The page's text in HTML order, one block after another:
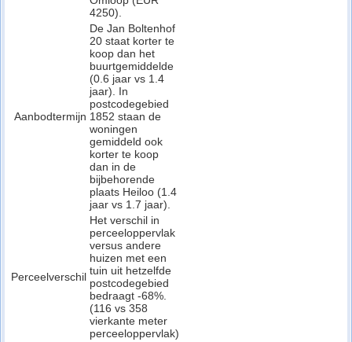
4250).
Aanbodtermijn
De Jan Boltenhof
20 staat korter te
koop dan het
buurtgemiddelde
(0.6 jaar vs 1.4
jaar). In
postcodegebied
1852 staan de
woningen
gemiddeld ook
korter te koop
dan in de
bijbehorende
plaats Heiloo (1.4
jaar vs 1.7 jaar).
Perceelverschil
Het verschil in
perceeloppervlak
versus andere
huizen met een
tuin uit hetzelfde
postcodegebied
bedraagt -68%.
(116 vs 358
vierkante meter
perceeloppervlak)